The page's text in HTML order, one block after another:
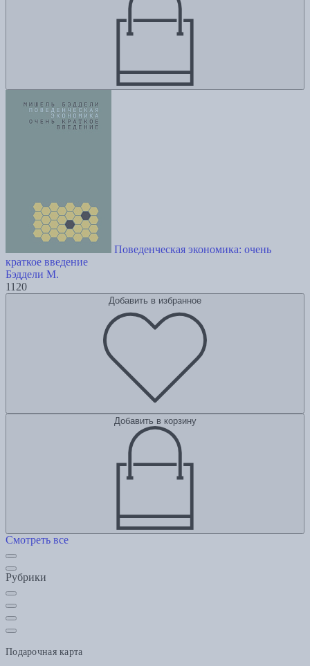
Поведенческая экономика: очень
краткое введение
Бэддели М.
1120
Добавить в избранное
Добавить в корзину
Смотреть все
Рубрики
Подарочная карта